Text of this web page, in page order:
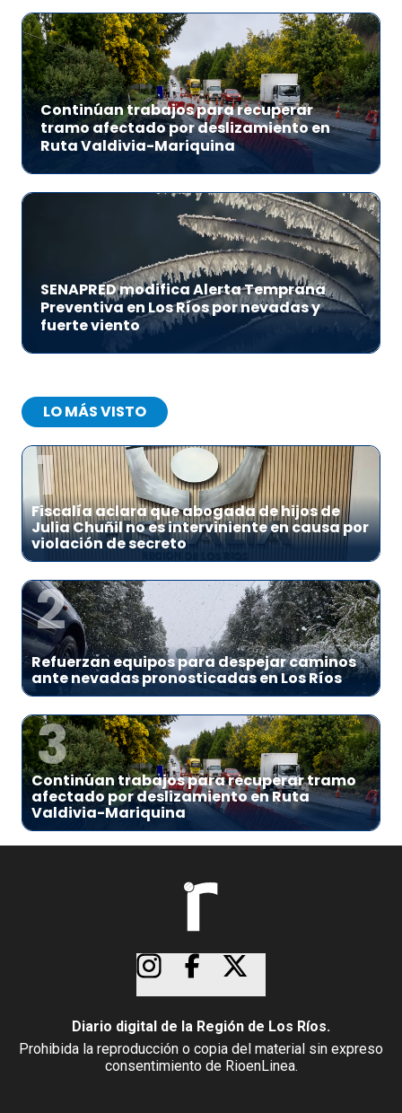
Continúan trabajos para recuperar
tramo afectado por deslizamiento en
Ruta Valdivia-Mariquina
SENAPRED modifica Alerta Temprana
Preventiva en Los Ríos por nevadas y
fuerte viento
LO MÁS VISTO
1
Fiscalía aclara que abogada de hijos de
Julia Chuñil no es interviniente en causa por
violación de secreto
2
Refuerzan equipos para despejar caminos
ante nevadas pronosticadas en Los Ríos
3
Continúan trabajos para recuperar tramo
afectado por deslizamiento en Ruta
Valdivia-Mariquina
Diario digital de la Región de Los Ríos.
Prohibida la reproducción o copia del material sin expreso
consentimiento de RioenLinea.